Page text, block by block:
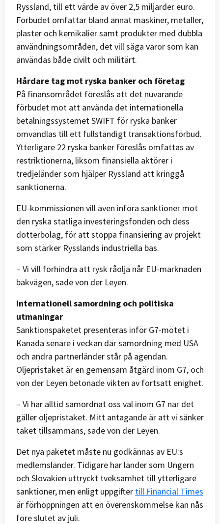
Ryssland, till ett värde av över 2,5 miljarder euro.
Förbudet omfattar bland annat maskiner, metaller,
plaster och kemikalier samt produkter med dubbla
användningsområden, det vill säga varor som kan
användas både civilt och militärt.
Hårdare tag mot ryska banker och företag
På finansområdet föreslås att det nuvarande
förbudet mot att använda det internationella
betalningssystemet SWIFT för ryska banker
omvandlas till ett fullständigt transaktionsförbud.
Ytterligare 22 ryska banker föreslås omfattas av
restriktionerna, liksom finansiella aktörer i
tredjeländer som hjälper Ryssland att kringgå
sanktionerna.
EU-kommissionen vill även införa sanktioner mot
den ryska statliga investeringsfonden och dess
dotterbolag, för att stoppa finansiering av projekt
som stärker Rysslands industriella bas.
– Vi vill förhindra att rysk råolja når EU-marknaden
bakvägen, sade von der Leyen.
Internationell samordning och politiska
utmaningar
Sanktionspaketet presenteras inför G7-mötet i
Kanada senare i veckan där samordning med USA
och andra partnerländer står på agendan.
Oljepristaket är en gemensam åtgärd inom G7, och
von der Leyen betonade vikten av fortsatt enighet.
– Vi har alltid samordnat oss väl inom G7 när det
gäller oljepristaket. Mitt antagande är att vi sänker
taket tillsammans, sade von der Leyen.
Det nya paketet måste nu godkännas av EU:s
medlemsländer. Tidigare har länder som Ungern
och Slovakien uttryckt tveksamhet till ytterligare
sanktioner, men enligt uppgifter till Financial Times
är förhoppningen att en överenskommelse kan nås
före slutet av juli.